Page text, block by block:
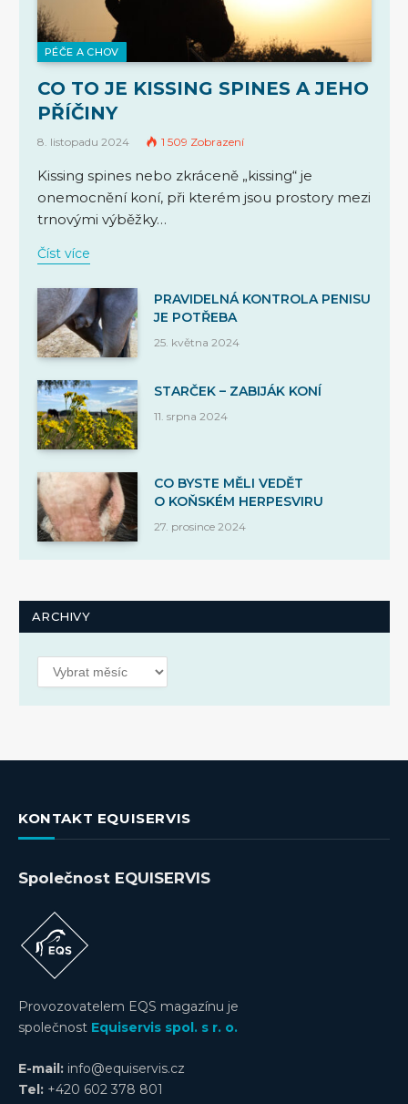
PÉČE A CHOV
CO TO JE KISSING SPINES A JEHO
PŘÍČINY
8. listopadu 2024 1 509 Zobrazení
Kissing spines nebo zkráceně „kissing“ je
onemocnění koní, při kterém jsou prostory mezi
trnovými výběžky…
Číst více
PRAVIDELNÁ KONTROLA PENISU
JE POTŘEBA
25. května 2024
STARČEK – ZABIJÁK KONÍ
11. srpna 2024
CO BYSTE MĚLI VEDĚT
O KOŇSKÉM HERPESVIRU
27. prosince 2024
ARCHIVY
Archivy
KONTAKT EQUISERVIS
Společnost EQUISERVIS
Provozovatelem EQS magazínu je
společnost Equiservis spol. s r. o.
E-mail: info@equiservis.cz
Tel: +420 602 378 801